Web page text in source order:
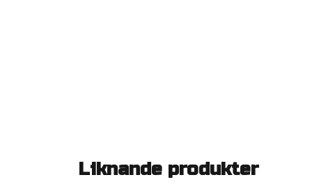
Liknande produkter